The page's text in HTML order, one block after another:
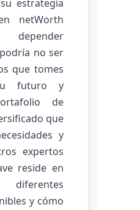
estrategia
netWorth
no ser
que tomes
futuro y
de
que
y
expertos
reside en
y cómo